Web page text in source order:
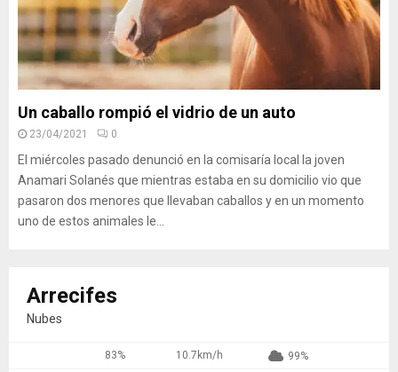
Un caballo rompió el vidrio de un auto
23/04/2021 0
El miércoles pasado denunció en la comisaría local la joven
Anamari Solanés que mientras estaba en su domicilio vio que
pasaron dos menores que llevaban caballos y en un momento
uno de estos animales le...
Arrecifes
Nubes
83% 10.7km/h 99%